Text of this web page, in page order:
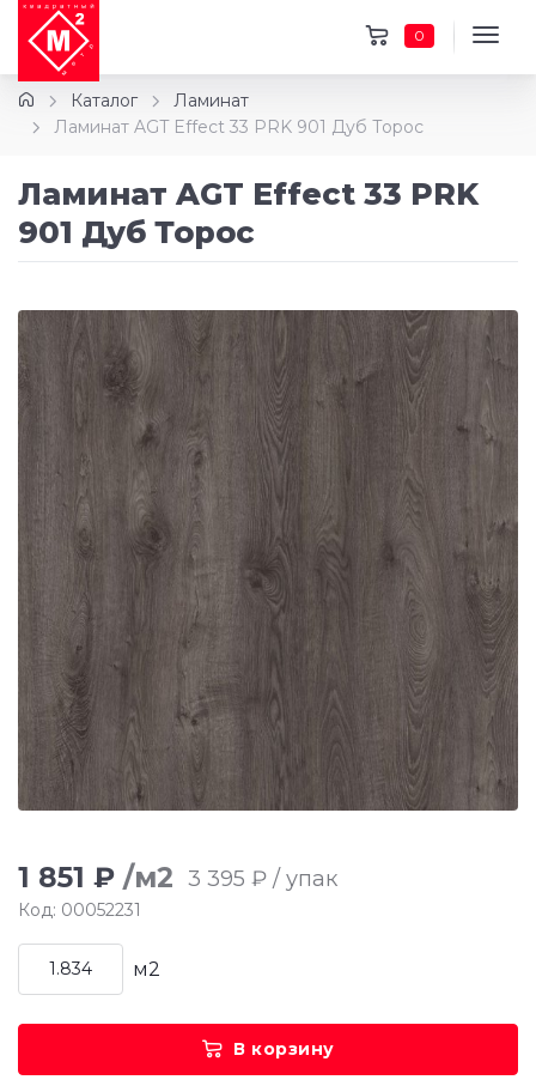
0
Каталог
Ламинат
Ламинат AGT Effect 33 PRK 901 Дуб Торос
Ламинат AGT Effect 33 PRK
901 Дуб Торос
1 851 ₽ /м2 3 395 ₽ / упак
Код: 00052231
м2
В корзину